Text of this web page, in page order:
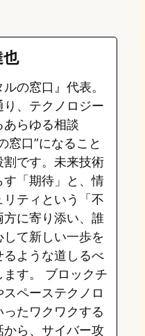
e
b
o
o
k
e
a
也
ルの窓口』代表。
り、テクノロジー
あらゆる相談
窓口”になること
割です。未来技術
す「期待」と、情
リティという「不
方に寄り添い、誰
して新しい一歩を
るような道しるべ
ます。 ブロックチ
スペーステクノロ
ったワクワクする
から、サイバー攻